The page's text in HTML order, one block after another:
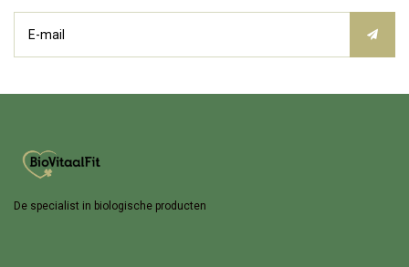
De specialist in biologische producten